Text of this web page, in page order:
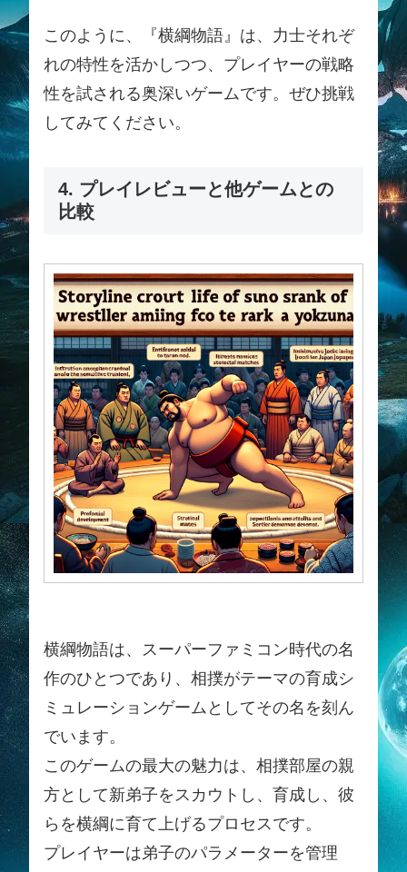
このように、『横綱物語』は、力士それぞ
れの特性を活かしつつ、プレイヤーの戦略
性を試される奥深いゲームです。ぜひ挑戦
してみてください。
4. プレイレビューと他ゲームとの
比較
横綱物語は、スーパーファミコン時代の名
作のひとつであり、相撲がテーマの育成シ
ミュレーションゲームとしてその名を刻ん
でいます。
このゲームの最大の魅力は、相撲部屋の親
方として新弟子をスカウトし、育成し、彼
らを横綱に育て上げるプロセスです。
プレイヤーは弟子のパラメーターを管理